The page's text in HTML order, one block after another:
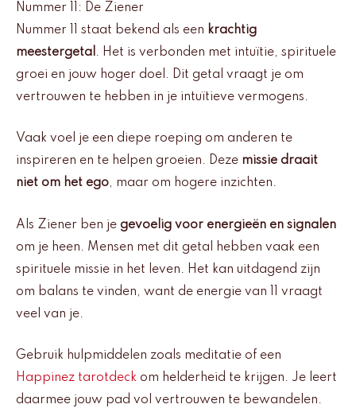
Nummer 11: De Ziener
Nummer 11 staat bekend als een krachtig
meestergetal . Het is verbonden met intuïtie, spirituele
groei en jouw hoger doel. Dit getal vraagt je om
vertrouwen te hebben in je intuïtieve vermogens.
Vaak voel je een diepe roeping om anderen te
inspireren en te helpen groeien. Deze missie draait
niet om het ego, maar om hogere inzichten.
Als Ziener ben je gevoelig voor energieën en signalen
om je heen. Mensen met dit getal hebben vaak een
spirituele missie in het leven. Het kan uitdagend zijn
om balans te vinden, want de energie van 11 vraagt
veel van je.
Gebruik hulpmiddelen zoals meditatie of een
Happinez tarotdeck om helderheid te krijgen. Je leert
daarmee jouw pad vol vertrouwen te bewandelen.